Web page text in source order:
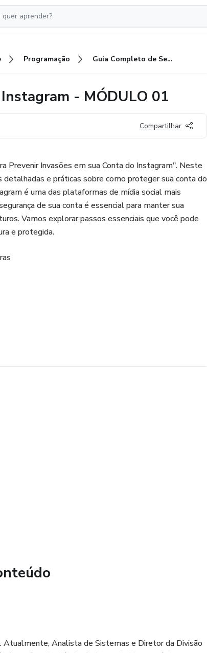
Programação Guia Completo de Segurança do Instagram - MÓDULO 01
- MÓDULO 01
Compartilhar
Prevenir Invasões em sua Conta do Instagram". Neste
e práticas sobre como proteger sua conta do
é uma das plataformas de mídia social mais
de sua conta é essencial para manter sua
Vamos explorar passos essenciais que você pode
e protegida.
(2FA)
fatores
e Privacidade
de Engenharia Social
social
Atualmente, Analista de Sistemas e Diretor da Divisão